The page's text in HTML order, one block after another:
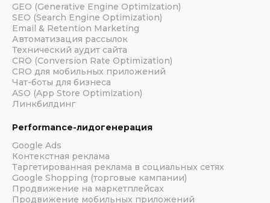
GEO (Generative Engine Optimization)
SEO (Search Engine Optimization)
Email & Retention Marketing
Автоматизация рассылок
Технический аудит сайта
CRO (Conversion Rate Optimization)
CRO для мобильных приложений
Чат-боты для бизнеса
ASO (App Store Optimization)
Линкбилдинг
Performance-лидогенерация
Google Ads
Контекстная реклама
Таргетированная реклама в социальных сетях
Google Shopping (торговые кампании)
Продвижение на маркетплейсах
Продвижение мобильных приложений